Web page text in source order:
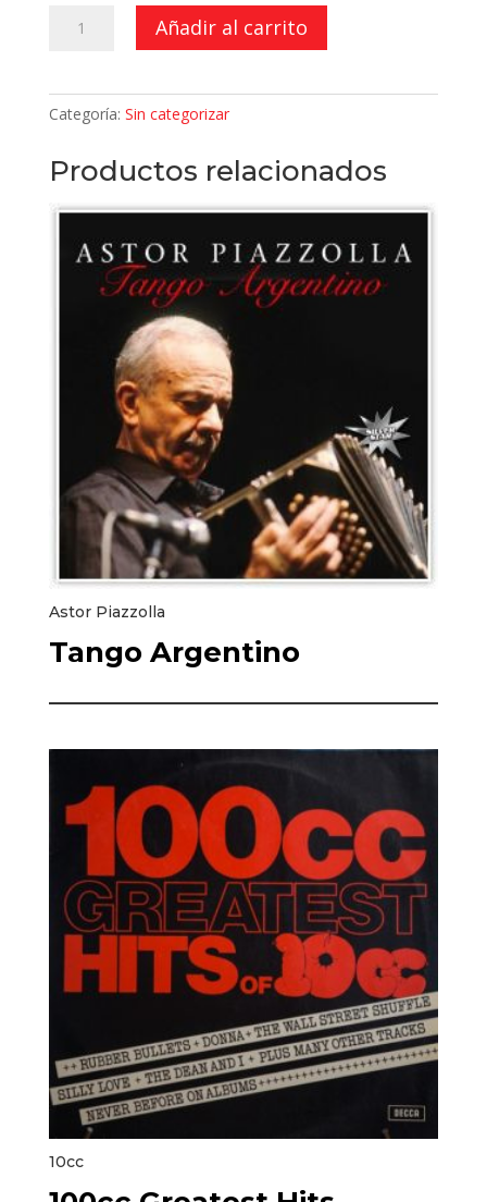
Añadir al carrito
Categoría: Sin categorizar
Productos relacionados
Astor Piazzolla
Tango Argentino
10cc